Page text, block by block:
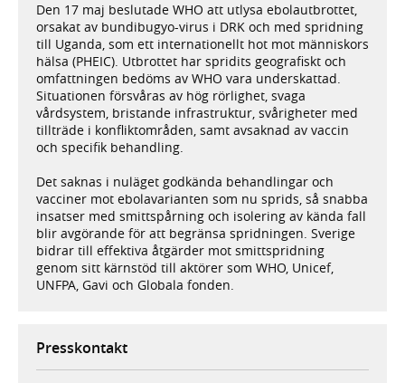
Den 17 maj beslutade WHO att utlysa ebolautbrottet,
orsakat av bundibugyo-virus i DRK och med spridning
till Uganda, som ett internationellt hot mot människors
hälsa (PHEIC). Utbrottet har spridits geografiskt och
omfattningen bedöms av WHO vara underskattad.
Situationen försvåras av hög rörlighet, svaga
vårdsystem, bristande infrastruktur, svårigheter med
tillträde i konfliktområden, samt avsaknad av vaccin
och specifik behandling.
Det saknas i nuläget godkända behandlingar och
vacciner mot ebolavarianten som nu sprids, så snabba
insatser med smittspårning och isolering av kända fall
blir avgörande för att begränsa spridningen. Sverige
bidrar till effektiva åtgärder mot smittspridning
genom sitt kärnstöd till aktörer som WHO, Unicef,
UNFPA, Gavi och Globala fonden.
Presskontakt